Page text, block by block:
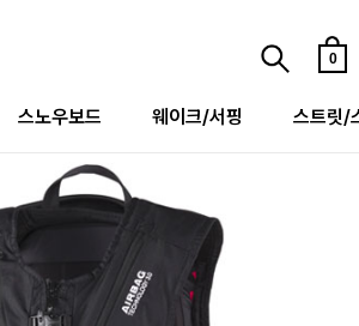
0
스노우보드 웨이크/서핑 스트릿/